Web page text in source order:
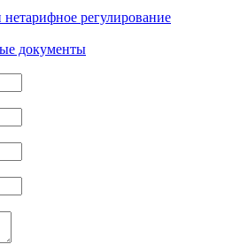
регулирование
документы